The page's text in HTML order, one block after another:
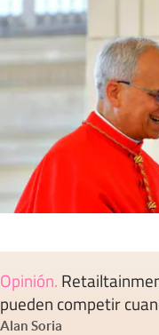
Opinión.
pueden competir
Alan Soria